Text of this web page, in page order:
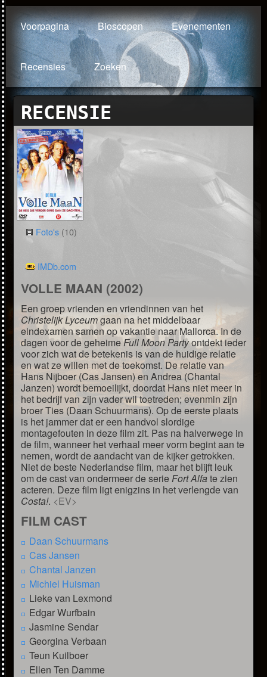
Voorpagina Bioscopen Evenementen
Recensies Zoeken
RECENSIE
Foto's (10)
IMDb.com
VOLLE MAAN (2002)
Een groep vrienden en vriendinnen van het
Christelijk Lyceumgaan na het middelbaar
eindexamen samen op vakantie naar Mallorca. In de
dagen voor de geheimeFull Moon Partyontdekt ieder
voor zich wat de betekenis is van de huidige relatie
en wat ze willen met de toekomst. De relatie van
Hans Nijboer (Cas Jansen) en Andrea (Chantal
Janzen) wordt bemoeilijkt, doordat Hans niet meer in
het bedrijf van zijn vader wil toetreden; evenmin zijn
broer Ties (Daan Schuurmans). Op de eerste plaats
is het jammer dat er een handvol slordige
montagefouten in deze film zit. Pas na halverwege in
de film, wanneer het verhaal meer vorm begint aan te
nemen, wordt de aandacht van de kijker getrokken.
Niet de beste Nederlandse film, maar het blijft leuk
om de cast van ondermeer de serie Fort Alfate zien
acteren. Deze film ligt enigzins in het verlengde van
Costa!. <EV>
FILM CAST
Daan Schuurmans
Cas Jansen
Chantal Janzen
Michiel Huisman
Lieke van Lexmond
Edgar Wurfbain
Jasmine Sendar
Georgina Verbaan
Teun Kuilboer
Ellen Ten Damme